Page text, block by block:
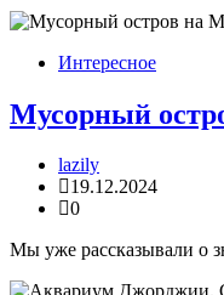
Интересное
Мусорный
lazily
19.12.2024
0
Мы уже рассказывали о